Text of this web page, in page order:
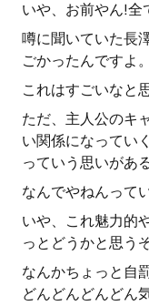
いや、お前やん!全
噂に聞いていた長
ごかったんですよ。
これはすごいなと
ただ、主人公のキ
い関係になってい
っていう思いがあ
なんでやねんって
いや、これ魅力的
っとどうかと思う
なんかちょっと自
どんどんどんどん